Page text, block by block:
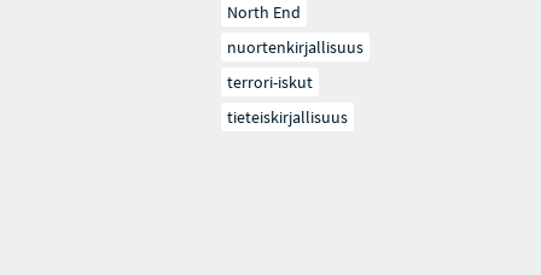
North End
nuortenkirjallisuus
terrori-iskut
tieteiskirjallisuus